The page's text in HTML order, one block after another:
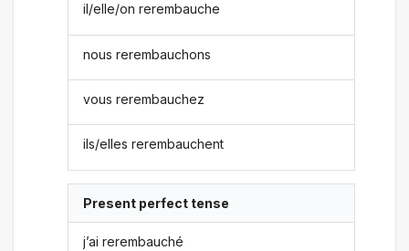
il/elle/on rerembauche
nous rerembauchons
vous rerembauchez
ils/elles rerembauchent
Present perfect tense
j’ai rerembauché